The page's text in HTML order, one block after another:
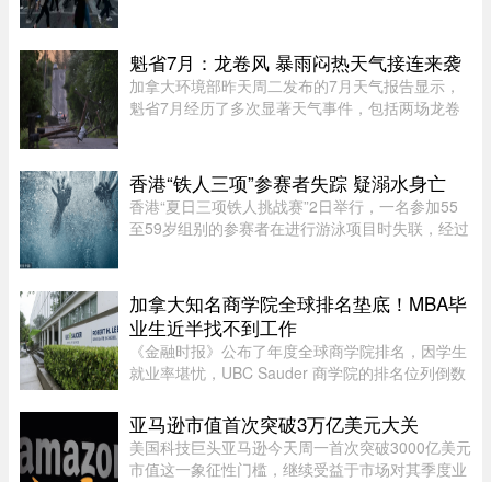
在大西洋省份，恐将削弱国家的 ...
魁省7月：龙卷风 暴雨闷热天气接连来袭
加拿大环境部昨天周二发布的7月天气报告显示，
魁省7月经历了多次显著天气事件，包括两场龙卷
别袭击了Laurentides地区的Ha ...
香港“铁人三项”参赛者失踪 疑溺水身亡
香港“夏日三项铁人挑战赛”2日举行，一名参加55
至59岁组别的参赛者在进行游泳项目时失联，经过
参赛者在大埔大美督附近海 ...
加拿大知名商学院全球排名垫底！MBA毕
业生近半找不到工作
《金融时报》公布了年度全球商学院排名，因学生
就业率堪忧，UBC Sauder 商学院的排名位列倒数
有 53% 的人表示毕业三个月内找到工作。图片：
RICHARD LAM /PNG在今年的 MB ...
亚马逊市值首次突破3万亿美元大关
美国科技巨头亚马逊今天周一首次突破3000亿美元
市值这一象征性门槛，继续受益于市场对其季度业